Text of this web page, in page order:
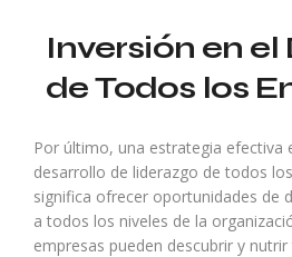
Inversión en el
de Todos los
Por último, una estrategia efectiva
desarrollo de liderazgo de todos
significa ofrecer oportunidades de
a todos los niveles de la
empresas pueden descubrir y